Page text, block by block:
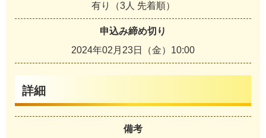
有り（3人 先着順）
申込み締め切り
2024年02月23日（金）10:00
詳細
備考